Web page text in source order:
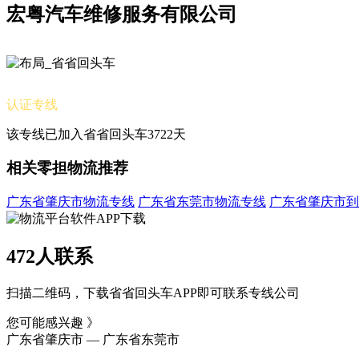
宏粤汽车维修服务有限公司
认证专线
该专线已加入省省回头车3722天
相关零担物流推荐
广东省肇庆市物流专线 广东省东莞市物流专线 广东省肇庆市
472人联系
扫描二维码，下载省省回头车APP即可联系专线公司
您可能感兴趣 》
广东省肇庆市 — 广东省东莞市